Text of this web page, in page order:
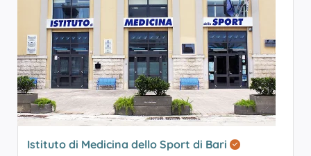
Istituto di Medicina dello Sport di Bari